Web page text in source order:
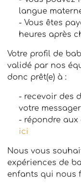
langue
- Vous êtes
heures après
Votre profil de
validé par nos
donc prêt(e) à :
- recevoir des
votre
- répondre aux
ici
Nous vous
expériences de
enfants qui nous